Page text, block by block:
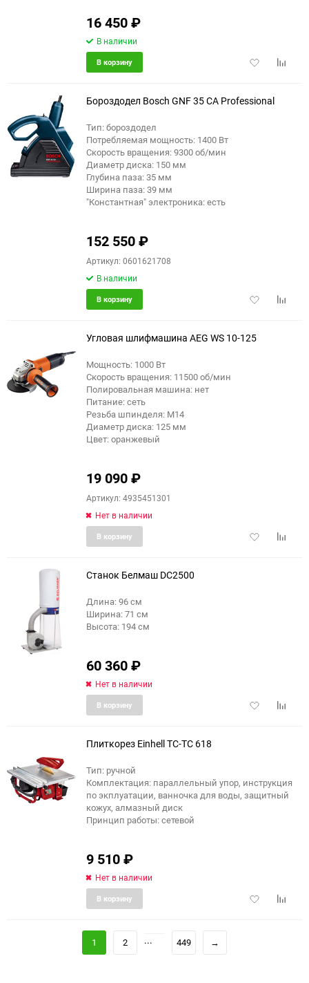
16 450₽
В наличии
Добавить
В корзину
Бороздодел Bosch GNF 35 CA Professional
Тип: бороздодел
Потребляемая мощность: 1400 Вт
Скорость вращения: 9300 об/мин
Диаметр диска: 150 мм
Глубина паза: 35 мм
Ширина паза: 39 мм
"Константная" электроника: есть
152 550₽
Артикул: 0601621708
В наличии
Добавить
В корзину
Угловая шлифмашина AEG WS 10-125
Мощность: 1000 Вт
Скорость вращения: 11500 об/мин
Полировальная машина: нет
Питание: сеть
Резьба шпинделя: M14
Диаметр диска: 125 мм
Цвет: оранжевый
19 090₽
Артикул: 4935451301
Нет в наличии
Добавить
В корзину
еще 3 фото
Станок Белмаш DC2500
Длина: 96 см
Ширина: 71 см
Высота: 194 см
60 360₽
Нет в наличии
Добавить
В корзину
Плиткорез Einhell TC-TC 618
Тип: ручной
Комплектация: параллельный упор, инструкция
по экплуатации, ванночка для воды, защитный
кожух, алмазный диск
Принцип работы: сетевой
9 510₽
Нет в наличии
Добавить
В корзину
1 2 ... 449 →